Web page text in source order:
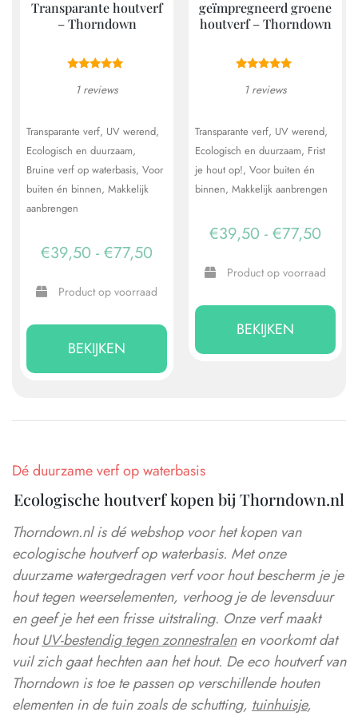
Transparante houtverf
– Thorndown
1 reviews
Transparante verf UV werend
Ecologisch en duurzaam
Bruine verf op waterbasis Voor
buiten én binnen Makkelijk
aanbrengen
€39,50 - €77,50
tot
€77,50
Product op voorraad
BEKIJKEN
product
meerdere
gekozen
worden
op
de
productpagina
geïmpregneerd groene
houtverf – Thorndown
1 reviews
Transparante verf UV werend
Ecologisch en duurzaam Frist
je hout op! Voor buiten én
binnen Makkelijk aanbrengen
€39,50 - €77,50
tot
Product op voorraad
BEKIJKEN
op
de
Dé duurzame verf op waterbasis
Ecologische houtverf kopen bij Thorndown.nl
Thorndown.nl is dé webshop voor het kopen van
ecologische houtverf op waterbasis. Met onze
duurzame watergedragen verf voor hout bescherm je je
hout tegen weerselementen, verhoog je de levensduur
en geef je het een frisse uitstraling. Onze verf maakt
houtUV-bestendig tegen zonnestralenen voorkomt dat
vuil zich gaat hechten aan het hout. De eco houtverf van
Thorndown is toe te passen op verschillende houten
elementen in de tuin zoals de schutting, tuinhuisje,